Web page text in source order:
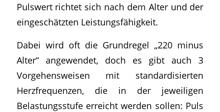
Pulswert richtet sich nach dem Alter und der
eingeschätzten Leistungsfähigkeit.
Dabei wird oft die Grundregel „220 minus
Alter“ angewendet, doch es gibt auch 3
Vorgehensweisen mit standardisierten
Herzfrequenzen, die in der jeweiligen
Belastungsstufe erreicht werden sollen: Puls